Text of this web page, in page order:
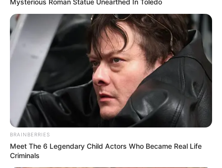
się w nieprzewidywalny sposób. Ich relacje, wspólnie
spęczone chwile są poruszające i intrygujące. Choroba Milli
sprawia, że znajdują się w sytuacjach, których nigdy by się
nie spodziewali.
Mysterious Roman Statue Unearthed In Toledo
BRAINBERRIES
Meet The 6 Legendary Child Actors Who Became Real Life
Criminals